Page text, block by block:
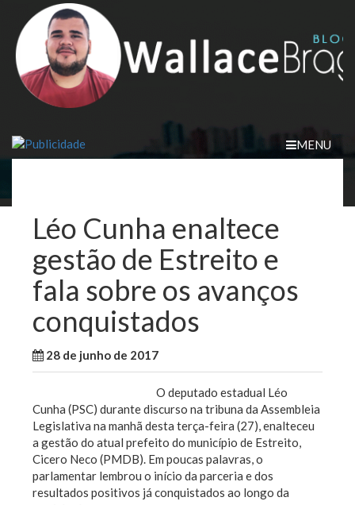
content
MENU
Léo Cunha enaltece
gestão de Estreito e
fala sobre os avanços
conquistados
28 de junho de 2017
O deputado estadual Léo
Cunha (PSC) durante discurso na tribuna da Assembleia
Legislativa na manhã desta terça-feira (27), enalteceu
a gestão do atual prefeito do município de Estreito,
Cicero Neco (PMDB). Em poucas palavras, o
parlamentar lembrou o início da parceria e dos
resultados positivos já conquistados ao longo da